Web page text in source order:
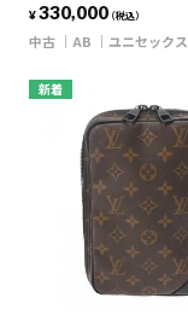
¥330,000（税込）
中古 AB ユニセックス
新着